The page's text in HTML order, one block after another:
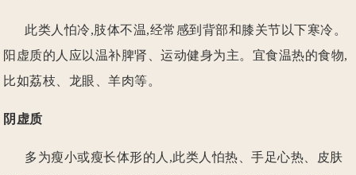
此类人怕冷,肢体不温,经常感到背部和膝关节以下寒冷。
阳虚质的人应以温补脾肾、运动健身为主。宜食温热的食物,
比如荔枝、龙眼、羊肉等。
阴虚质
多为瘦小或瘦长体形的人,此类人怕热、手足心热、皮肤